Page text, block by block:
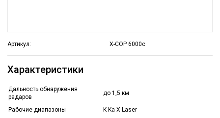
Артикул: X-COP 6000c
Характеристики
Дальность обнаружения
радаров
до 1,5 км
Рабочие диапазоны
K Ka X Laser